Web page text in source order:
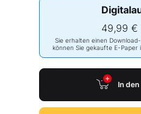
49,99 €
Sie erhalten einen
können Sie gekaufte E-Paper
In